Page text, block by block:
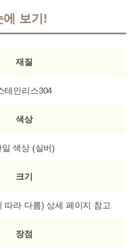
에 보기!
재질
테인리스304
색상
일 색상 (실버)
크기
따라 다름) 상세 페이지 참고
장점